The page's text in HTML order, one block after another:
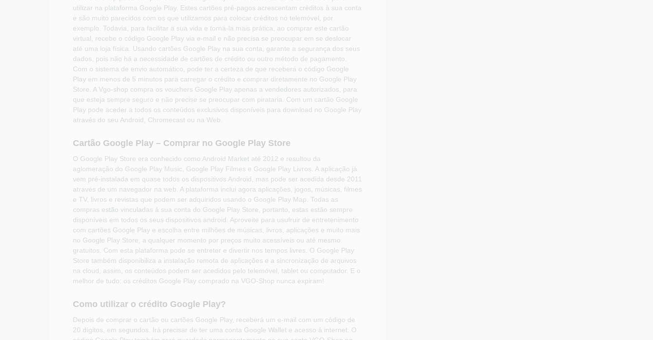
utilizar na plataforma Google Play. Estes cartões pré-pagos acrescentam créditos à sua conta
e são muito parecidos com os que utilizamos para colocar créditos no telemóvel, por
exemplo. Todavia, para facilitar a sua vida e torná-la mais prática, ao comprar este cartão
virtual, recebe o código Google Play via e-mail e não precisa se preocupar em se deslocar
até uma loja física. Usando cartões Google Play na sua conta, garante a segurança dos seus
dados, pois não há a necessidade de cartões de crédito ou outro método de pagamento.
Com o sistema de envio automático, pode ter a certeza de que receberá o código Google
Play em menos de 5 minutos para carregar o crédito e comprar diretamente no Google Play
Store. A Vgo-shop compra os vouchers Google Play apenas a vendedores autorizados, para
que esteja sempre seguro e não precise se preocupar com pirataria. Com um cartão Google
Play pode aceder a todos os conteúdos exclusivos disponíveis para download no Google Play
através do seu Android, Chromecast ou na Web.
Cartão Google Play – Comprar no Google Play Store
O Google Play Store era conhecido como Android Market até 2012 e resultou da
aglomeração do Google Play Music, Google Play Filmes e Google Play Livros. A aplicação já
vem pré-instalada em quase todos os dispositivos Android, mas pode ser acedida desde 2011
através de um navegador na web. A plataforma inclui agora aplicações, jogos, músicas, filmes
e TV, livros e revistas que podem ser adquiridos usando o Google Play Map. Todas as
compras estão vinculadas à sua conta do Google Play Store, portanto, estas estão sempre
disponíveis em todos os seus dispositivos android. Aproveite para usufruir de entretenimento
com cartões Google Play e escolha entre milhões de músicas, livros, aplicações e muito mais
no Google Play Store, a qualquer momento por preços muito acessíveis ou até mesmo
gratuitos. Com esta plataforma pode se entreter e divertir nos tempos livres. O Google Play
Store também disponibiliza a instalação remota de aplicações e a sincronização de arquivos
na cloud, assim, os conteúdos podem ser acedidos pelo telemóvel, tablet ou computador. E o
melhor de tudo: os créditos Google Play comprado na VGO-Shop nunca expiram!
Como utilizar o crédito Google Play?
Depois de comprar o cartão ou cartões Google Play, receberá um e-mail com um código de
20 dígitos, em segundos. Irá precisar de ter uma conta Google Wallet e acesso à internet. O